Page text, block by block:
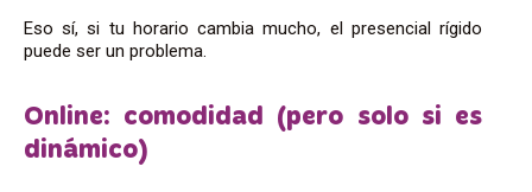
Eso sí, si tu horario cambia mucho, el presencial rígido
puede ser un problema.
Online: comodidad (pero solo si es
dinámico)